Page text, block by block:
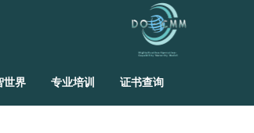
世界 专业培训 证书查询